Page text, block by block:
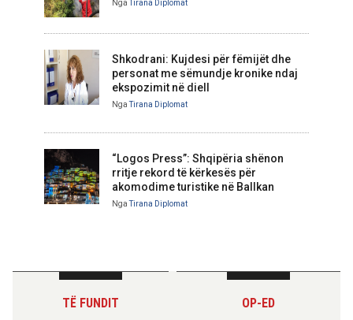
NgaTirana Diplomat
Shkodrani: Kujdesi për fëmijët dhe
personat me sëmundje kronike ndaj
ekspozimit në diell
NgaTirana Diplomat
“Logos Press”: Shqipëria shënon
rritje rekord të kërkesës për
akomodime turistike në Ballkan
NgaTirana Diplomat
TË FUNDIT OP-ED